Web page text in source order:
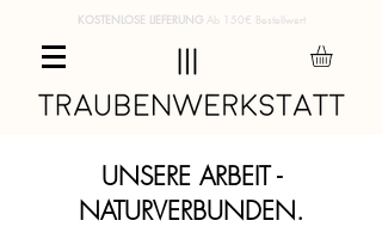
KOSTENLOSE LIEFERUNGAb 150€ Bestellwert
UNSERE ARBEIT -
NATURVERBUNDEN.